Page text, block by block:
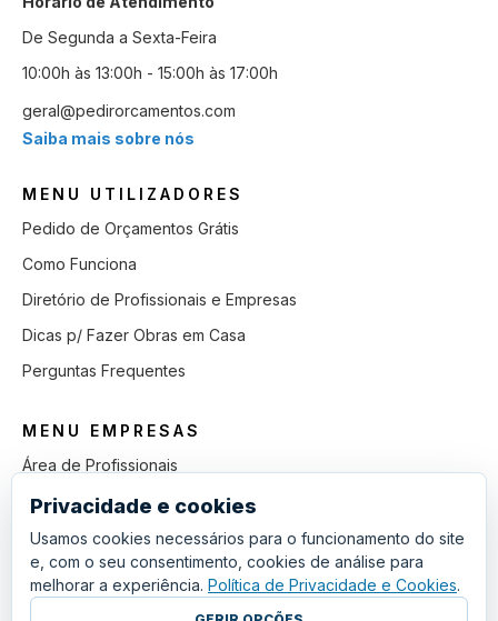
De Segunda a Sexta-Feira
10:00h às 13:00h - 15:00h às 17:00h
geral@pedirorcamentos.com
Saiba mais sobre nós
MENU UTILIZADORES
Pedido de Orçamentos Grátis
Como Funciona
Diretório de Profissionais e Empresas
Dicas p/ Fazer Obras em Casa
Perguntas Frequentes
MENU EMPRESAS
Área de Profissionais
Como Funciona
Lista de Pedidos em Aberto
Como Ganhar mais Obras
Perguntas Frequentes
Privacidade e cookies
Usamos cookies necessários para o funcionamento do site
e, com o seu consentimento, cookies de análise para
melhorar a experiência. Política de Privacidade e Cookies.